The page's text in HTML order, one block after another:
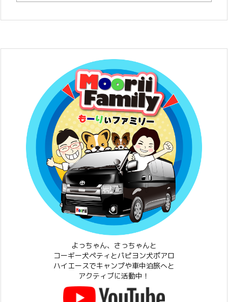
よっちゃん、さっちゃんと
コーギー犬ペティとパピヨン犬ポアロ
ハイエースでキャンプや車中泊旅へと
アクティブに活動中！